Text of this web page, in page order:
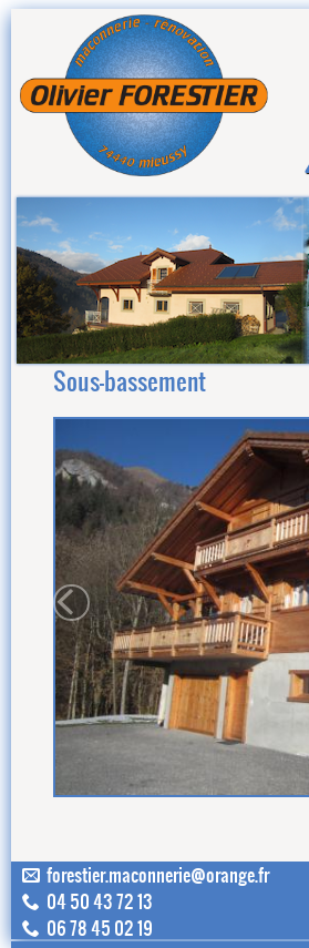
Sous-bassement
forestier.maconnerie@orange.fr
04 50 43 72 13
06 78 45 02 19